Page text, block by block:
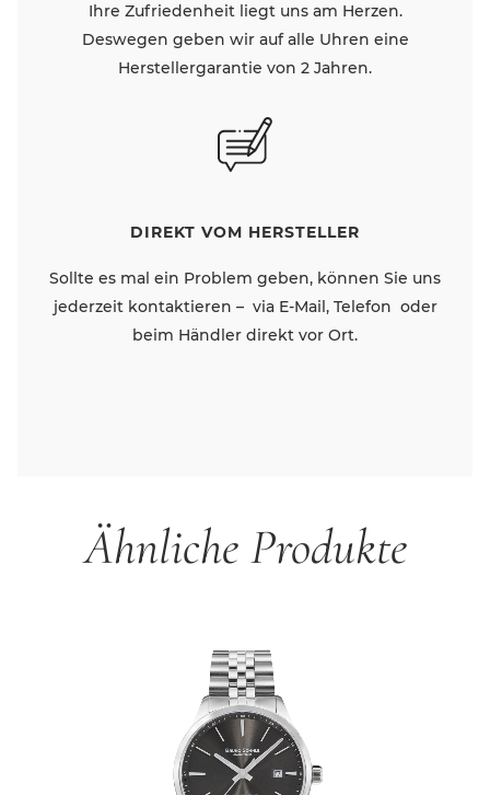
Ihre Zufriedenheit liegt uns am Herzen.
Deswegen geben wir auf alle Uhren eine
Herstellergarantie von 2 Jahren.
DIREKT VOM HERSTELLER
Sollte es mal ein Problem geben, können Sie uns
jederzeit kontaktieren – via E-Mail, Telefon oder
beim Händler direkt vor Ort.
Ähnliche Produkte